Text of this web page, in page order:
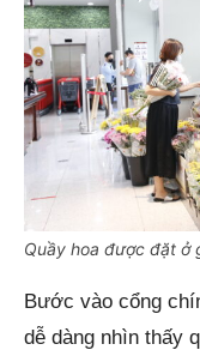
Quầy hoa được đặt ở
Bước vào cổng
dễ dàng nhìn thấy